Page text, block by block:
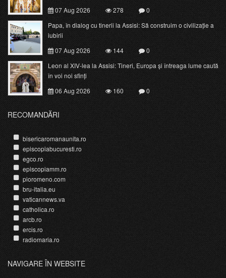
07 Aug 2026
278
0
Papa, în dialog cu tinerii la Assisi: Să construim o civilizație a
iubirii
07 Aug 2026
144
0
Leon al XIV-lea la Assisi: Tineri, Europa și întreaga lume caută
în voi noi sfinți
06 Aug 2026
160 0
RECOMANDĂRI
bisericaromanaunita.ro
episcopiabucuresti.ro
egco.ro
episcopiamm.ro
pioromeno.com
bru-italia.eu
vaticannews.va
catholica.ro
arcb.ro
ercis.ro
radiomaria.ro
NAVIGARE ÎN WEBSITE